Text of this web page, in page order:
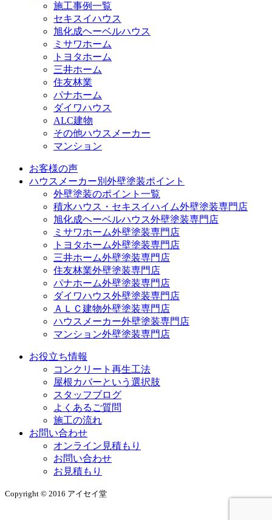
施工事例一覧
セキスイハウス
旭化成ヘーベルハウス
ミサワホーム
トヨタホーム
三井ホーム
住友林業
パナホーム
ダイワハウス
ALC建物
その他ハウスメーカー
マンション
お客様の声
ハウスメーカー別外壁塗装ポイント
外壁塗装のポイント一覧
積水ハウス・セキスイハイム外壁塗装専門店
旭化成ヘーベルハウス外壁塗装専門店
ミサワホーム外壁塗装専門店
トヨタホーム外壁塗装専門店
三井ホーム外壁塗装専門店
住友林業外壁塗装専門店
パナホーム外壁塗装専門店
ダイワハウス外壁塗装専門店
ＡＬＣ建物外壁塗装専門店
ハウスメーカー外壁塗装専門店
マンション外壁塗装専門店
お役立ち情報
コンクリート再生工法
屋根カバーという選択肢
スタッフブログ
よくあるご質問
施工の流れ
お問い合わせ
オンライン見積もり
お問い合わせ
お見積もり
Copyright © 2016 アイセイ堂